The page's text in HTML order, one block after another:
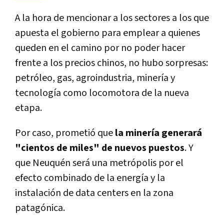
A la hora de mencionar a los sectores a los que
apuesta el gobierno para emplear a quienes
queden en el camino por no poder hacer
frente a los precios chinos, no hubo sorpresas:
petróleo, gas, agroindustria, minería y
tecnología como locomotora de la nueva
etapa.
Por caso, prometió quela minería generará
"cientos de miles" de nuevos puestos. Y
que Neuquén será una metrópolis por el
efecto combinado de la energía y la
instalación de data centers en la zona
patagónica.